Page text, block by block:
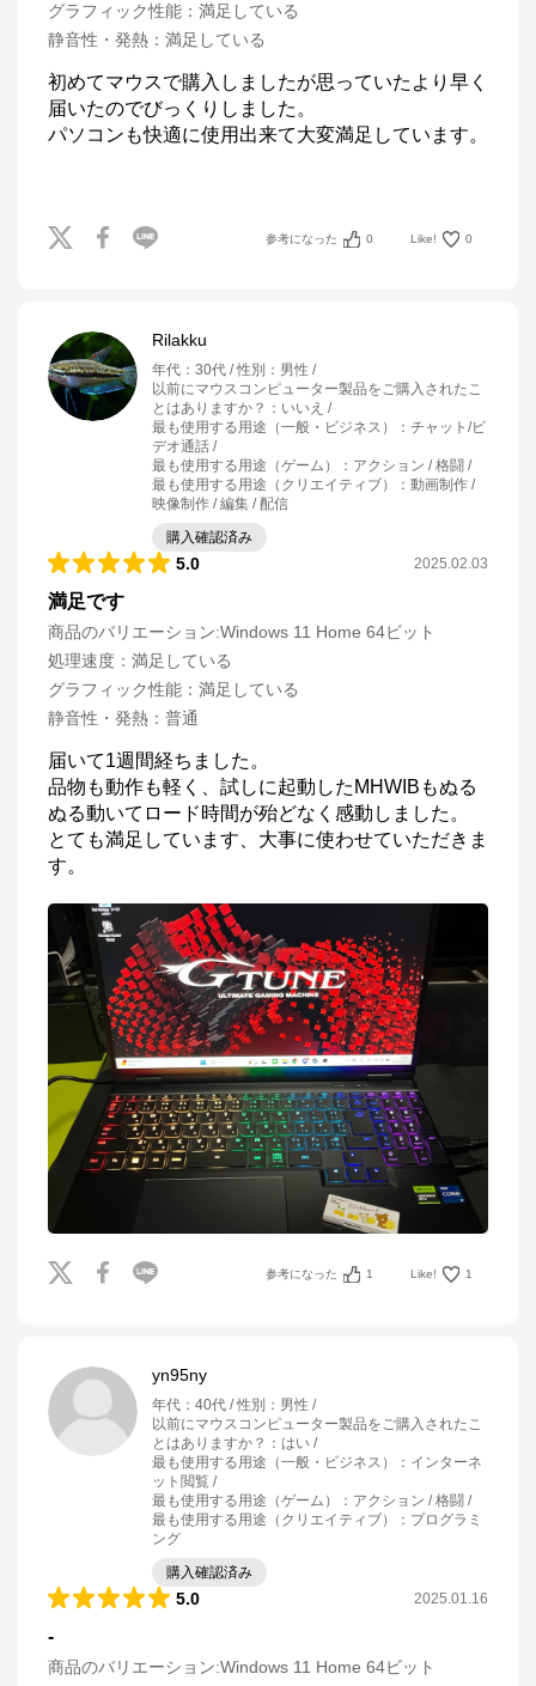
グラフィック性能 ： 満足している
静音性・発熱 ： 満足している
初めてマウスで購入しましたが思っていたより早く
届いたのでびっくりしました。
パソコンも快適に使用出来て大変満足しています。
参考になった 0 Like! 0
Rilakku
年代 ： 30代 性別 ： 男性
以前にマウスコンピューター製品をご購入されたこ
とはありますか？ ： いいえ
最も使用する用途（一般・ビジネス）
： チャット/ビ
デオ通話
最も使用する用途（ゲーム）
： アクション / 格闘
最も使用する用途（クリエイティブ）
： 動画制作 /
映像制作 / 編集 / 配信
購入確認済み
5.0 2025.02.03
満足です
商品のバリエーション:Windows 11 Home 64ビット
処理速度 ： 満足している
グラフィック性能 ： 満足している
静音性・発熱 ： 普通
届いて1週間経ちました。
品物も動作も軽く、試しに起動したMHWIBもぬる
ぬる動いてロード時間が殆どなく感動しました。
とても満足しています、大事に使わせていただきま
す。
参考になった 1 Like! 1
yn95ny
年代 ： 40代 性別 ： 男性
以前にマウスコンピューター製品をご購入されたこ
とはありますか？ ： はい
最も使用する用途（一般・ビジネス）
： インターネ
ット閲覧
最も使用する用途（ゲーム）
： アクション / 格闘
最も使用する用途（クリエイティブ）
： プログラミ
ング
購入確認済み
5.0 2025.01.16
-
商品のバリエーション:Windows 11 Home 64ビット